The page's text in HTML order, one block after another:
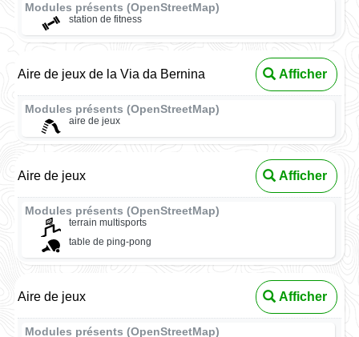
Modules présents (OpenStreetMap)
station de fitness
Aire de jeux de la Via da Bernina Afficher
Modules présents (OpenStreetMap)
aire de jeux
Aire de jeux Afficher
Modules présents (OpenStreetMap)
terrain multisports
table de ping-pong
Aire de jeux Afficher
Modules présents (OpenStreetMap)